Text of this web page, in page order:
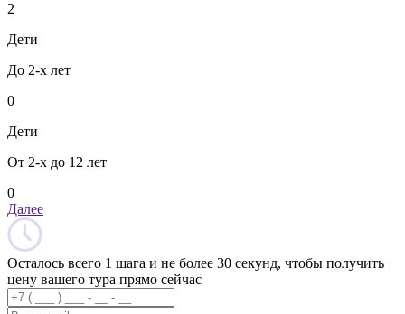
2
Дети
До 2-х лет
0
Дети
От 2-х до 12 лет
0
Далее
Осталось всего 1 шага и не более 30 секунд, чтобы получить
цену вашего тура прямо сейчас